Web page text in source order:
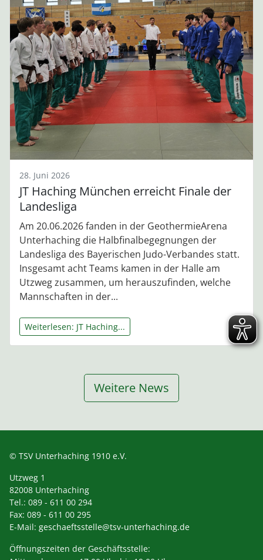
28. Juni 2026
JT Haching München erreicht Finale der
Landesliga
Am 20.06.2026 fanden in der GeothermieArena
Unterhaching die Halbfinalbegegnungen der
Landesliga des Bayerischen Judo-Verbandes statt.
Insgesamt acht Teams kamen in der Halle am
Utzweg zusammen, um herauszufinden, welche
Mannschaften in der...
Weiterlesen: JT Haching...
Weitere News
© TSV Unterhaching 1910 e.V.
Utzweg 1
82008 Unterhaching
Tel.: 089 - 611 00 294
Fax: 089 - 611 00 295
E-Mail: geschaeftsstelle@tsv-unterhaching.de
Öffnungszeiten der Geschäftsstelle: